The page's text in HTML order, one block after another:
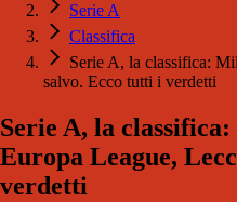
Serie A
Classifica
Serie A, la classifica:
salvo. Ecco tutti i verdetti
Serie A, la
Europa League,
verdetti